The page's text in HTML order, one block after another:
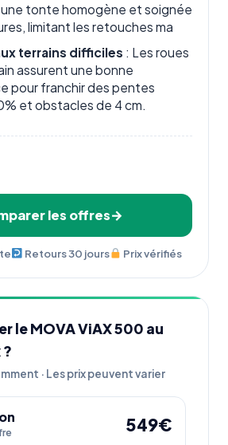
tonte homogène et soignée
limitant les retouches ma
terrains difficiles : Les roues
assurent une bonne
pour franchir des pentes
et obstacles de 4 cm.
les offres
Retours 30 jours Prix vérifiés
le MOVA ViAX 500 au
· Les prix peuvent varier
549€